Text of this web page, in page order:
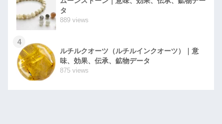
タ
889 views
4
ルチルクオーツ（ルチルインクオーツ）｜意
味、効果、伝承、鉱物データ
875 views